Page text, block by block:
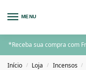
MENU
*Receba sua compra com
Início / Loja / Incensos /